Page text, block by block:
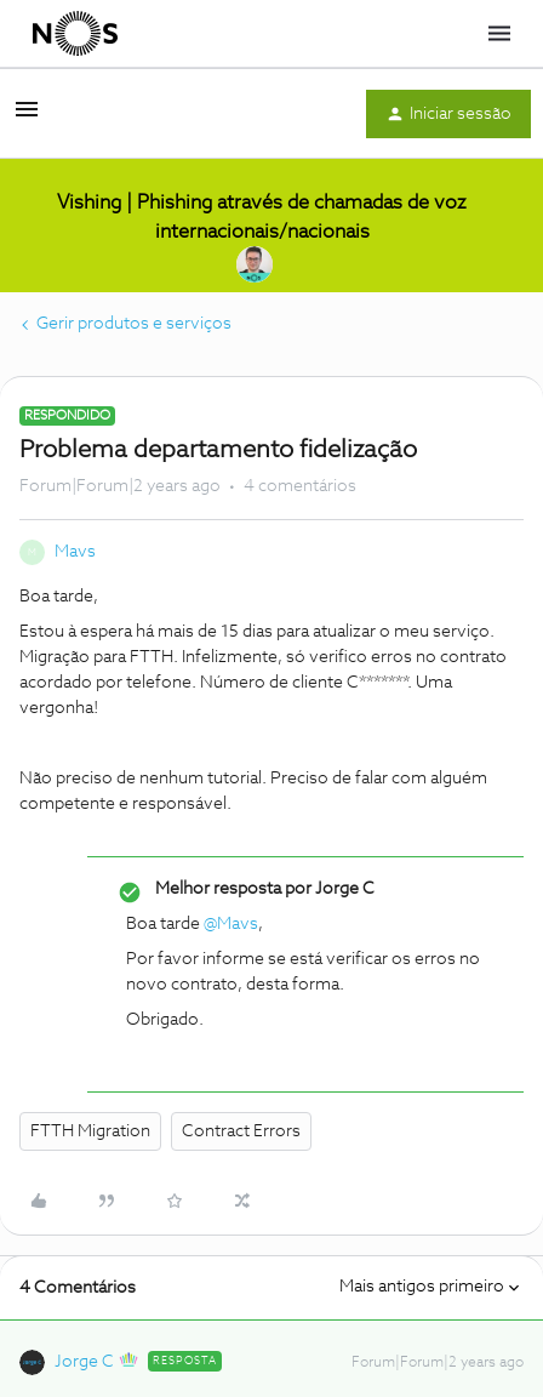
Menu
Iniciar sessão
Vishing | Phishing através de chamadas de voz
internacionais/nacionais
Gerir produtos e serviços
RESPONDIDO
Problema departamento fidelização
Forum|Forum|2 years ago 4 comentários
M Mavs
Boa tarde,
Estou à espera há mais de 15 dias para atualizar o meu serviço.
Migração para FTTH. Infelizmente, só verifico erros no contrato
acordado por telefone. Número de cliente C*******. Uma
vergonha!
Não preciso de nenhum tutorial. Preciso de falar com alguém
competente e responsável.
Melhor resposta porJorge C
Boa tarde @Mavs,
Por favor informe se está verificar os erros no
novo contrato, desta forma.
Obrigado.
FTTH Migration Contract Errors
4 Comentários Mais antigos primeiro
Jorge C RESPOSTA Forum|Forum|2 years ago